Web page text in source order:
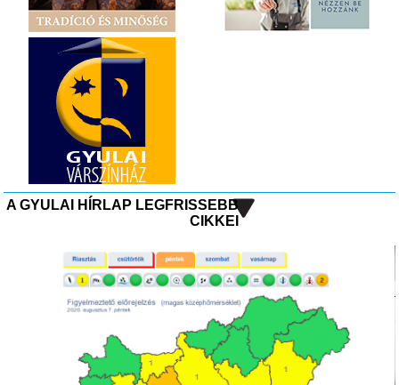
A GYULAI HÍRLAP LEGFRISSEBB
CIKKEI